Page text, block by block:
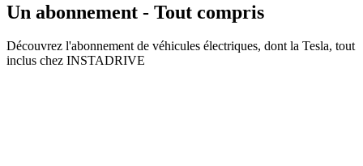
Un abonnement - Tout compris
Découvrez l'abonnement de véhicules électriques, dont la Tesla, tout
inclus chez INSTADRIVE